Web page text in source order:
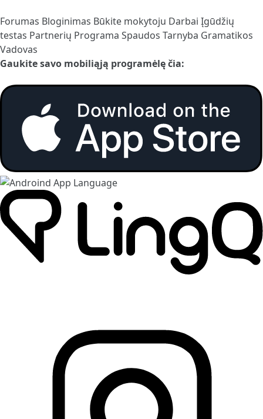
Forumas Bloginimas Būkite mokytoju Darbai Įgūdžių
testas Partnerių Programa Spaudos Tarnyba Gramatikos
Vadovas
Gaukite savo mobiliąją programėlę čia: